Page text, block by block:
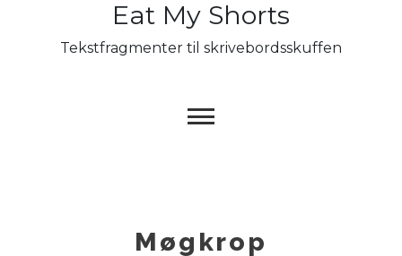
Eat My Shorts
Tekstfragmenter til skrivebordsskuffen
Møgkrop